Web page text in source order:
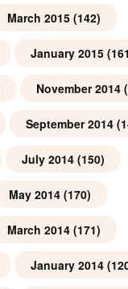
March 2015 (142)
January 2015
November 2014
September 2014
July 2014 (150)
May 2014 (170)
March 2014 (171)
January 2014